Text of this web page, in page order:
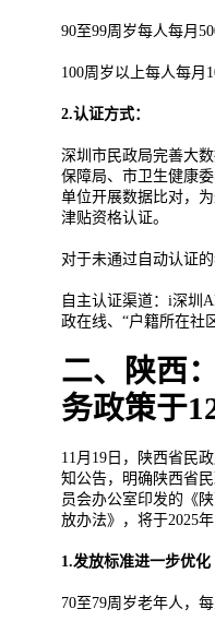
90至99周岁每人每月
100周岁以上每人每月
2.认证方式：
深圳市民政局完善大
保障局、市卫生健康
单位开展数据比对，
津贴资格认证。
对于未通过自动认证
自主认证渠道：i深圳
政在线、“户籍所在社
二、陕西
务政策于
11月19日，陕西省民
知公告，明确陕西省
员会办公室印发的《
放办法》，将于2025年
1.发放标准进一步优化
70至79周岁老年人，